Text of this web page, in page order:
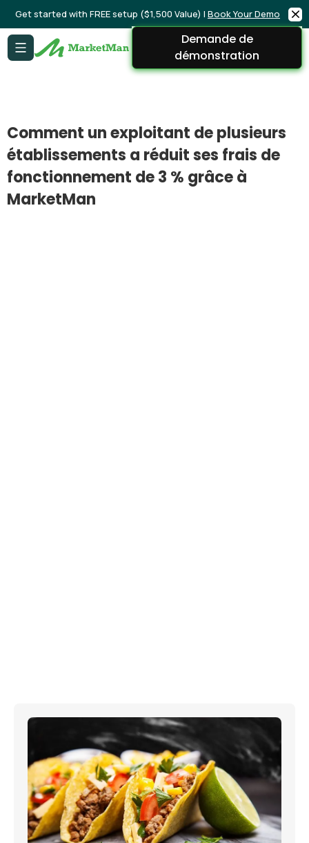
Get started with FREE setup ($1,500 Value) | Book Your Demo
Demande de
démonstration
Comment un exploitant de plusieurs
établissements a réduit ses frais de
fonctionnement de 3 % grâce à
MarketMan